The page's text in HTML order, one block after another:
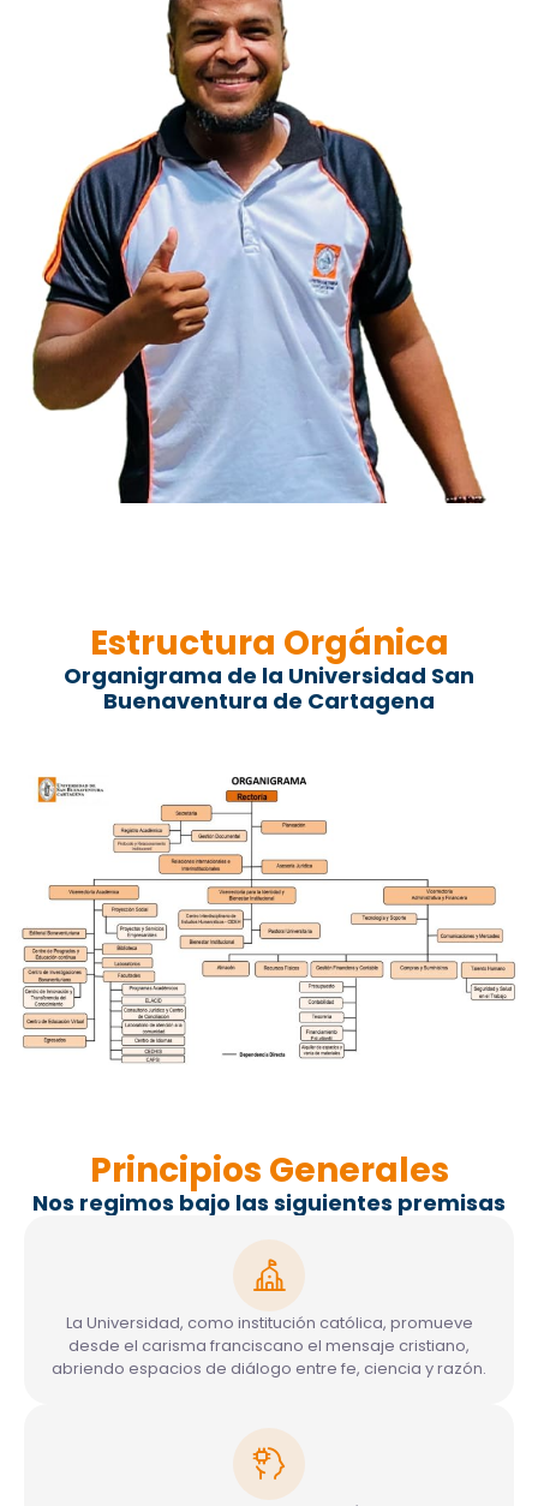
Estructura Orgánica
Organigrama de la Universidad San
Buenaventura de Cartagena
Principios Generales
Nos regimos bajo las siguientes premisas
La Universidad, como institución católica, promueve
desde el carisma franciscano el mensaje cristiano,
abriendo espacios de diálogo entre fe, ciencia y razón.